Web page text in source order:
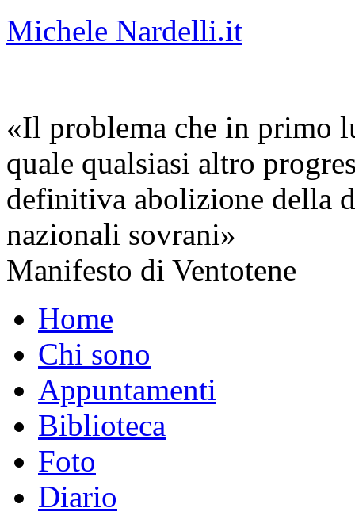
Michele Nardelli.it
«Il problema che in primo
quale qualsiasi altro
definitiva abolizione della
nazionali sovrani»
Manifesto di Ventotene
Home
Chi sono
Appuntamenti
Biblioteca
Foto
Diario